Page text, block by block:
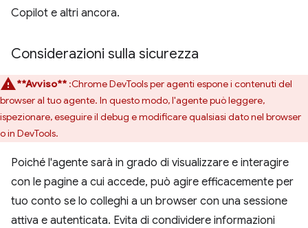
Copilot e altri ancora.
Considerazioni sulla sicurezza
**Avviso** :Chrome DevTools per agenti espone i contenuti del
browser al tuo agente. In questo modo, l'agente può leggere,
ispezionare, eseguire il debug e modificare qualsiasi dato nel browser
o in DevTools.
Poiché l'agente sarà in grado di visualizzare e interagire
con le pagine a cui accede, può agire efficacemente per
tuo conto se lo colleghi a un browser con una sessione
attiva e autenticata. Evita di condividere informazioni